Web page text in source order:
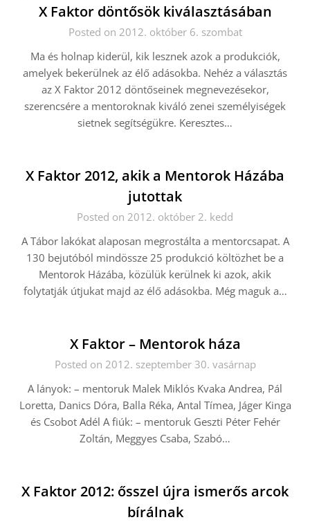
X Faktor döntősök kiválasztásában
Posted on 2012. október 6. szombat
Ma és holnap kiderül, kik lesznek azok a produkciók,
amelyek bekerülnek az élő adásokba. Nehéz a választás
az X Faktor 2012 döntőseinek megnevezésekor,
szerencsére a mentoroknak kiváló zenei személyiségek
sietnek segítségükre. Keresztes…
X Faktor 2012, akik a Mentorok Házába
jutottak
Posted on 2012. október 2. kedd
A Tábor lakókat alaposan megrostálta a mentorcsapat. A
130 bejutóból mindössze 25 produkció költözhet be a
Mentorok Házába, közülük kerülnek ki azok, akik
folytatják útjukat majd az élő adásokba. Még maguk a…
X Faktor – Mentorok háza
Posted on 2012. szeptember 30. vasárnap
A lányok: – mentoruk Malek Miklós Kvaka Andrea, Pál
Loretta, Danics Dóra, Balla Réka, Antal Tímea, Jáger Kinga
és Csobot Adél A fiúk: – mentoruk Geszti Péter Fehér
Zoltán, Meggyes Csaba, Szabó…
X Faktor 2012: ősszel újra ismerős arcok
bírálnak